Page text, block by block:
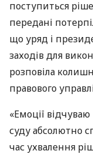
поступиться
передані
що уряд і
заходів для
розповіла
правового
«Емоції
суду абсолютно
час ухвалення